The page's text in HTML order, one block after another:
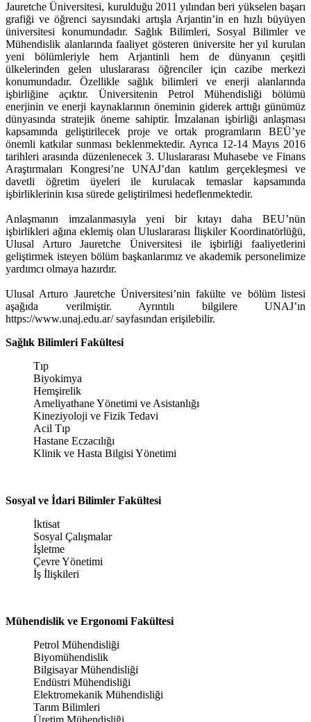
Jauretche Üniversitesi, kurulduğu 2011 yılından beri yükselen başarı
grafiği ve öğrenci sayısındaki artışla Arjantin’in en hızlı büyüyen
üniversitesi konumundadır. Sağlık Bilimleri, Sosyal Bilimler ve
Mühendislik alanlarında faaliyet gösteren üniversite her yıl kurulan
yeni bölümleriyle hem Arjantinli hem de dünyanın çeşitli
ülkelerinden gelen uluslararası öğrenciler için cazibe merkezi
konumundadır. Özellikle sağlık bilimleri ve enerji alanlarında
işbirliğine açıktır. Üniversitenin Petrol Mühendisliği bölümü
enerjinin ve enerji kaynaklarının öneminin giderek arttığı günümüz
dünyasında stratejik öneme sahiptir. İmzalanan işbirliği anlaşması
kapsamında geliştirilecek proje ve ortak programların BEÜ’ye
önemli katkılar sunması beklenmektedir. Ayrıca 12-14 Mayıs 2016
tarihleri arasında düzenlenecek 3. Uluslararası Muhasebe ve Finans
Araştırmaları Kongresi’ne UNAJ’dan katılım gerçekleşmesi ve
davetli öğretim üyeleri ile kurulacak temaslar kapsamında
işbirliklerinin kısa sürede geliştirilmesi hedeflenmektedir.
Anlaşmanın imzalanmasıyla yeni bir kıtayı daha BEU’nün
işbirlikleri ağına eklemiş olan Uluslararası İlişkiler Koordinatörlüğü,
Ulusal Arturo Jauretche Üniversitesi ile işbirliği faaliyetlerini
geliştirmek isteyen bölüm başkanlarımız ve akademik personelimize
yardımcı olmaya hazırdır.
Ulusal Arturo Jauretche Üniversitesi’nin fakülte ve bölüm listesi
aşağıda verilmiştir. Ayrıntılı bilgilere UNAJ’ın
https://www.unaj.edu.ar/ sayfasından erişilebilir.
Sağlık Bilimleri Fakültesi
Tıp
Biyokimya
Hemşirelik
Ameliyathane Yönetimi ve Asistanlığı
Kineziyoloji ve Fizik Tedavi
Acil Tıp
Hastane Eczacılığı
Klinik ve Hasta Bilgisi Yönetimi
Sosyal ve İdari Bilimler Fakültesi
İktisat
Sosyal Çalışmalar
İşletme
Çevre Yönetimi
İş İlişkileri
Mühendislik ve Ergonomi Fakültesi
Petrol Mühendisliği
Biyomühendislik
Bilgisayar Mühendisliği
Endüstri Mühendisliği
Elektromekanik Mühendisliği
Tarım Bilimleri
Üretim Mühendisliği